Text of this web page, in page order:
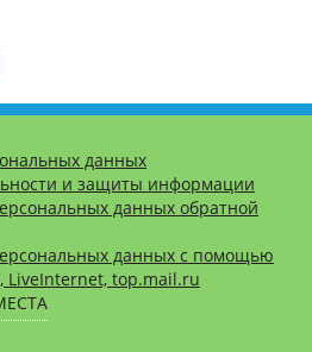
данных
и защиты информации
данных обратной
данных с помощью
LiveInternet, top.mail.ru